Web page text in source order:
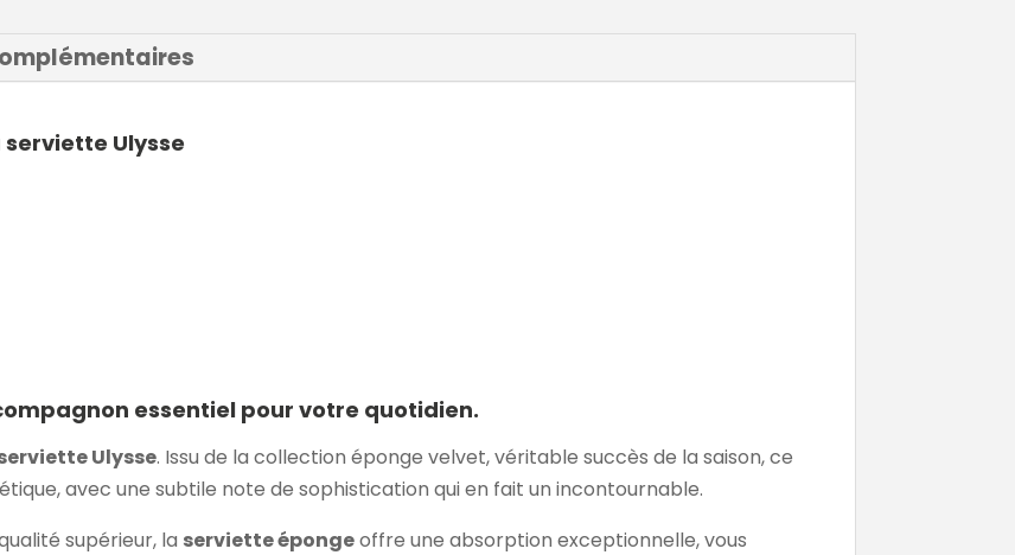
Ulysse
essentiel pour votre quotidien.
Ulysse. Issu de la collection éponge velvet, véritable succès de la saison, ce
avec une subtile note de sophistication qui en fait un incontournable.
supérieur, la serviette épongeoffre une absorption exceptionnelle, vous